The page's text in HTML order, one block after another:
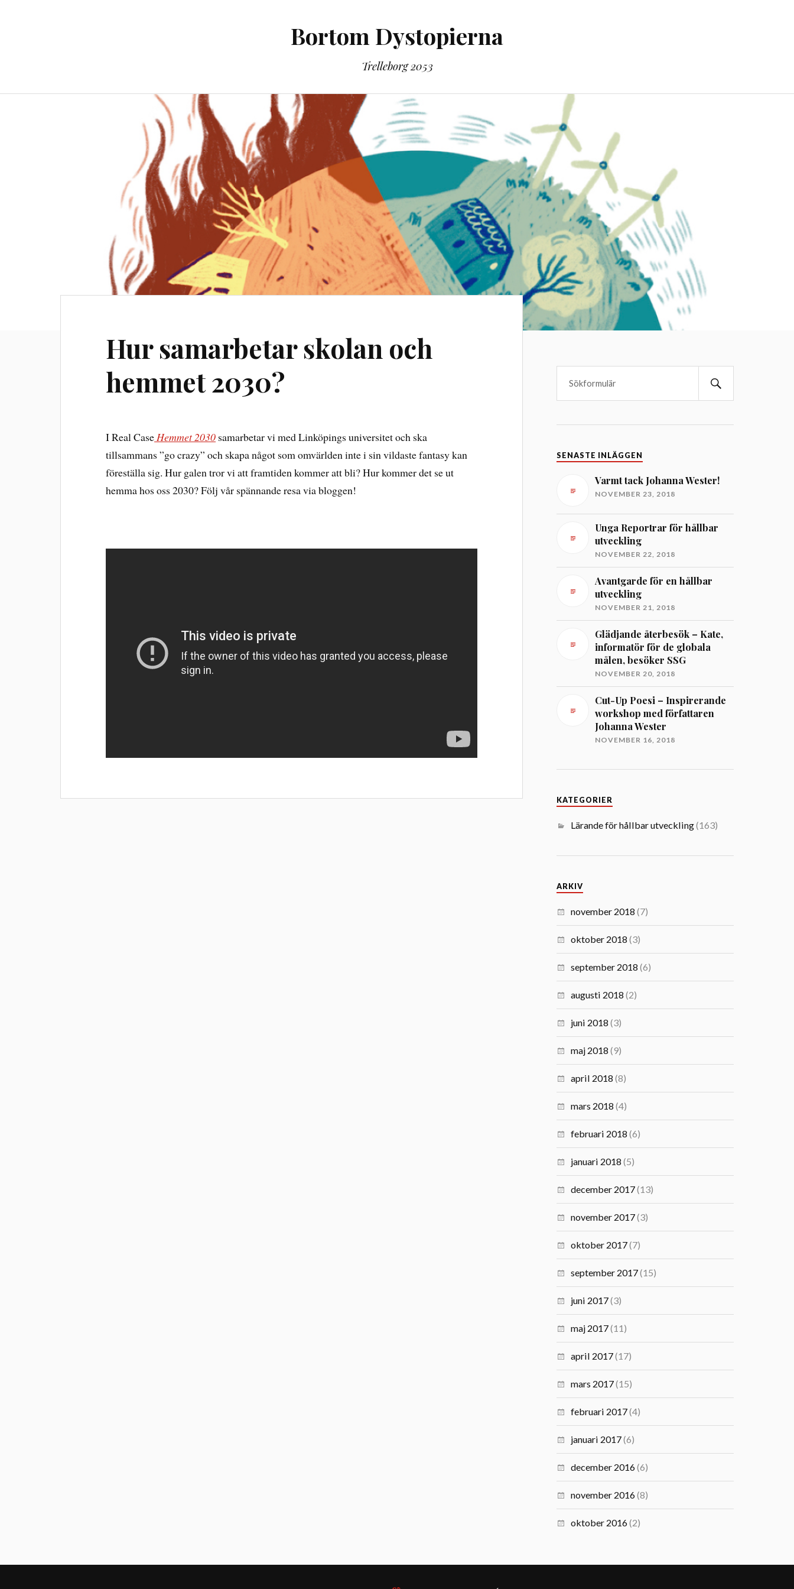
Bortom Dystopierna
Trelleborg 2053
Hur samarbetar skolan och
hemmet 2030?
I Real CaseHemmet 2030 samarbetar vi med Linköpings universitet och ska
tillsammans ”go crazy” och skapa något som omvärlden inte i sin vildaste fantasy kan
föreställa sig. Hur galen tror vi att framtiden kommer att bli? Hur kommer det se ut
hemma hos oss 2030? Följ vår spännande resa via bloggen!
SENASTE INLÄGGEN
Varmt tack Johanna Wester!
NOVEMBER 23, 2018
Unga Reportrar för hållbar
utveckling
NOVEMBER 22, 2018
Avantgarde för en hållbar
utveckling
NOVEMBER 21, 2018
Glädjande återbesök – Kate,
informatör för de globala
målen, besöker SSG
NOVEMBER 20, 2018
Cut-Up Poesi – Inspirerande
workshop med författaren
Johanna Wester
NOVEMBER 16, 2018
KATEGORIER
Lärande för hållbar utveckling(163)
ARKIV
november 2018 (7)
oktober 2018 (3)
september 2018 (6)
augusti 2018 (2)
juni 2018 (3)
maj 2018 (9)
april 2018 (8)
mars 2018 (4)
februari 2018 (6)
januari 2018 (5)
december 2017(13)
november 2017(3)
oktober 2017(7)
september 2017(15)
juni 2017(3)
maj 2017(11)
april 2017(17)
mars 2017(15)
februari 2017(4)
januari 2017(6)
december 2016(6)
november 2016(8)
oktober 2016(2)